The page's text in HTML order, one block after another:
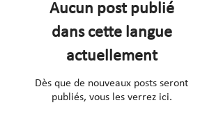
Aucun post publié
dans cette langue
actuellement
Dès que de nouveaux posts seront
publiés, vous les verrez ici.